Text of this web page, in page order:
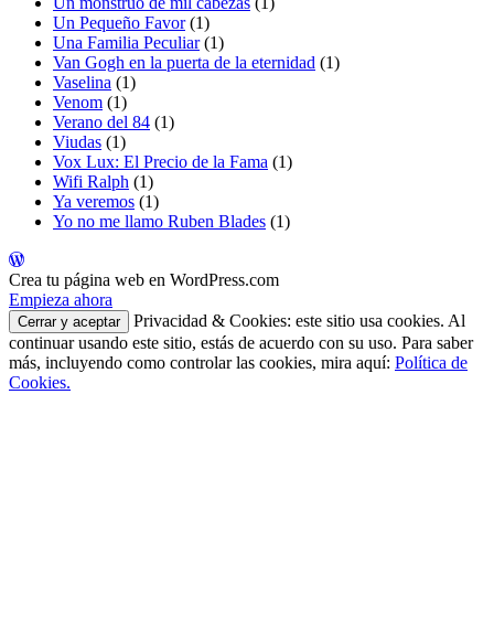
Un Pequeño Favor(1)
Una Familia Peculiar(1)
Van Gogh en la puerta de la eternidad (1)
Vaselina (1)
Venom (1)
Verano del 84 (1)
Viudas (1)
Vox Lux: El Precio de la Fama (1)
Wifi Ralph (1)
Ya veremos (1)
Yo no me llamo Ruben Blades (1)
Crea tu página web en WordPress.com
Empieza ahora
Privacidad & Cookies: este sitio usa cookies. Al
continuar usando este sitio, estás de acuerdo con su uso. Para saber
más, incluyendo como controlar las cookies, mira aquí: Política de
Cookies.